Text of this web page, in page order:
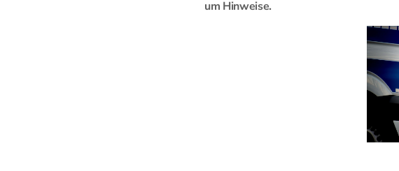
um Hinweise.